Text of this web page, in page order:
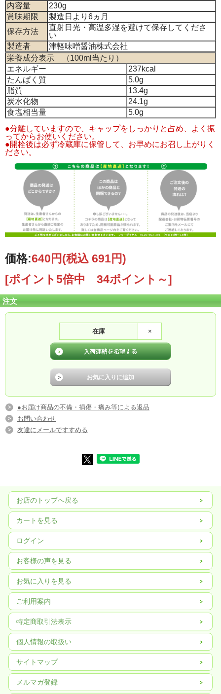
内容量
230g
賞味期限
製造日より6ヵ月
保存方法
直射日光・高温多湿を避けて保存してくださ
い
製造者
津軽味噌醤油株式会社
栄養成分表示 （100ml当たり）
エネルギー
237kcal
たんぱく質
5.0g
脂質
13.4g
炭水化物
24.1g
食塩相当量
5.0g
●分離していますので、キャップをしっかりと占め、よく振
ってからお使いください。
●開栓後は必ず冷蔵庫に保管して、お早めにお召し上がりく
ださい。
価格:640円(税込 691円)
[ポイント5倍中 34ポイント～]
注文
在庫 ×
●お届け商品の不備・損傷・痛み等による返品
お問い合わせ
友達にメールですすめる
お店のトップへ戻る
カートを見る
ログイン
お客様の声を見る
お気に入りを見る
ご利用案内
特定商取引法表示
個人情報の取扱い
サイトマップ
メルマガ登録